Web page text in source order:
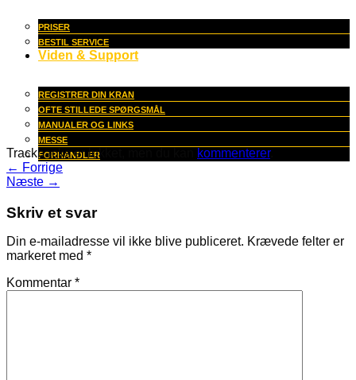
PRISER
BESTIL SERVICE
Viden & Support
REGISTRER DIN KRAN
OFTE STILLEDE SPØRGSMÅL
MANUALER OG LINKS
MESSE
FORHANDLER
Trackbacks er lukket, men du kan kommenterer.
← Forrige
Næste →
Skriv et svar
Din e-mailadresse vil ikke blive publiceret. Krævede felter er
markeret med *
Kommentar *